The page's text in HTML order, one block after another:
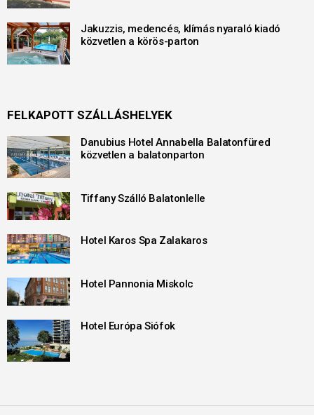
Jakuzzis, medencés, klímás nyaraló kiadó
közvetlen a körös-parton
FELKAPOTT SZÁLLÁSHELYEK
Danubius Hotel Annabella Balatonfüred
közvetlen a balatonparton
Tiffany Szálló Balatonlelle
Hotel Karos Spa Zalakaros
Hotel Pannonia Miskolc
Hotel Európa Siófok